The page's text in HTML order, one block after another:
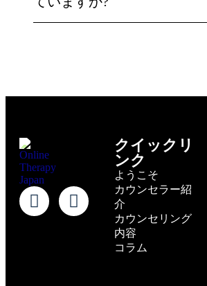
クイックリ
ンク
ようこそ
カウンセラー紹
介
カウンセリング
内容
コラム